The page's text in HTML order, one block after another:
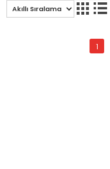
1